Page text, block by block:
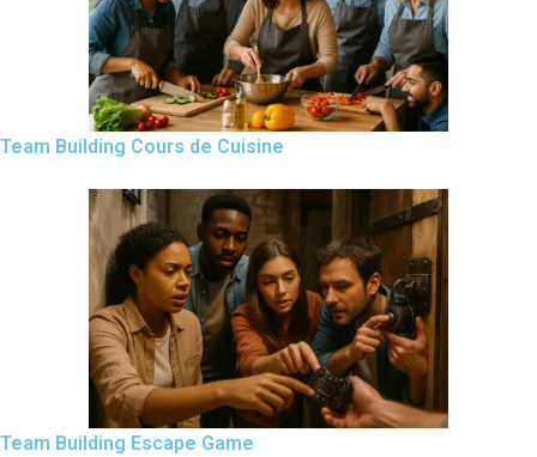
Team Building Cours de Cuisine
Team Building Escape Game